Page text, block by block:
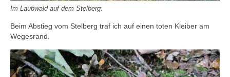
Im Laubwald auf dem Stelberg.
Beim Abstieg vom Stelberg traf ich auf einen toten Kleiber am
Wegesrand.